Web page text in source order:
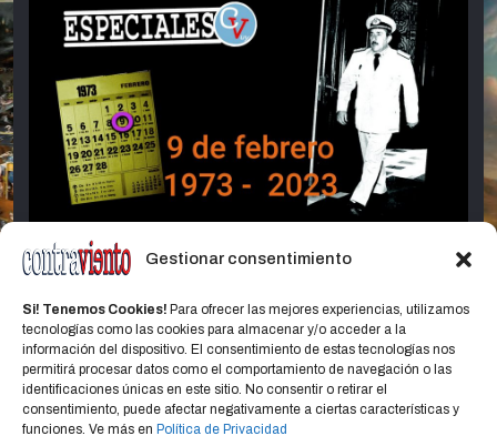
Gestionar consentimiento
Si! Tenemos Cookies! Para ofrecer las mejores experiencias, utilizamos
tecnologías como las cookies para almacenar y/o acceder a la
información del dispositivo. El consentimiento de estas tecnologías nos
permitirá procesar datos como el comportamiento de navegación o las
identificaciones únicas en este sitio. No consentir o retirar el
consentimiento, puede afectar negativamente a ciertas características y
funciones. Ve más en Política de Privacidad
ESPECIALES
50 Años del Golpe de Estado
9 febrero, 2023 Alfredo Bruno